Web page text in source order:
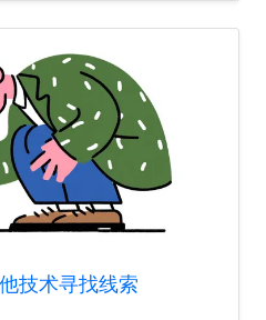
技术寻找线索